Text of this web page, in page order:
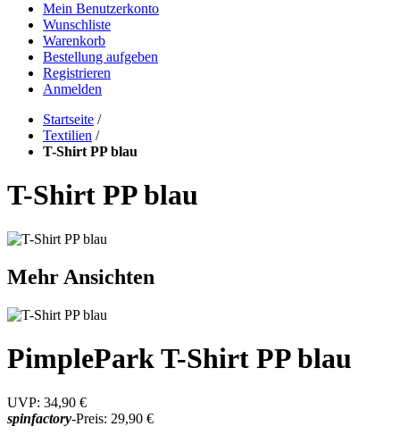
Mein Benutzerkonto
Wunschliste
Warenkorb
Bestellung aufgeben
Registrieren
Anmelden
Startseite /
Textilien /
T-Shirt PP blau
T-Shirt PP blau
Mehr Ansichten
PimplePark T-Shirt PP blau
UVP: 34,90 €
spinfactory-Preis: 29,90 €